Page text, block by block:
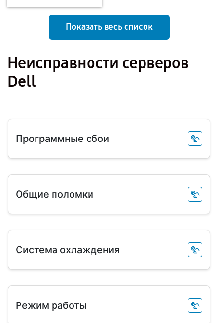
Показать весь список
Неисправности серверов
Dell
Программные сбои
Общие поломки
Система охлаждения
Режим работы